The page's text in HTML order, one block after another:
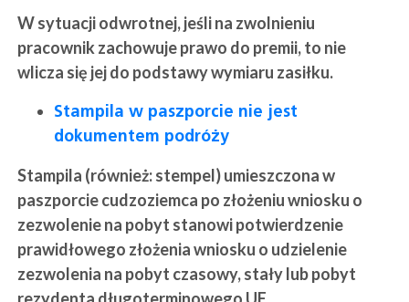
W sytuacji odwrotnej, jeśli na zwolnieniu
pracownik zachowuje prawo do premii, to nie
wlicza się jej do podstawy wymiaru zasiłku.
Stampila w paszporcie nie jest
dokumentem podróży
Stampila (również: stempel) umieszczona w
paszporcie cudzoziemca po złożeniu wniosku o
zezwolenie na pobyt stanowi potwierdzenie
prawidłowego złożenia wniosku o udzielenie
zezwolenia na pobyt czasowy, stały lub pobyt